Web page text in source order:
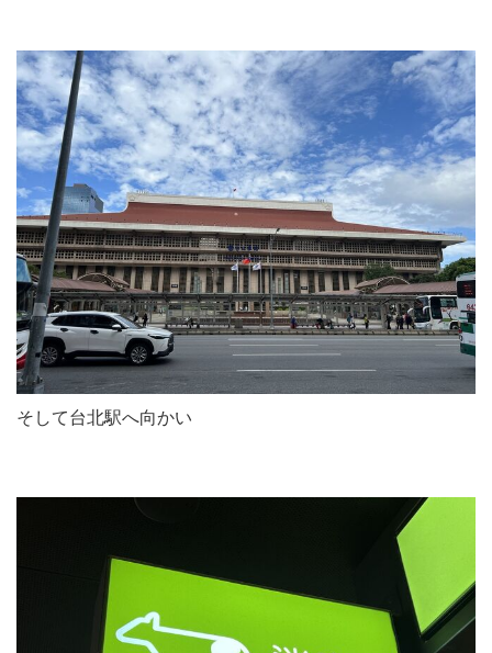
そして台北駅へ向かい